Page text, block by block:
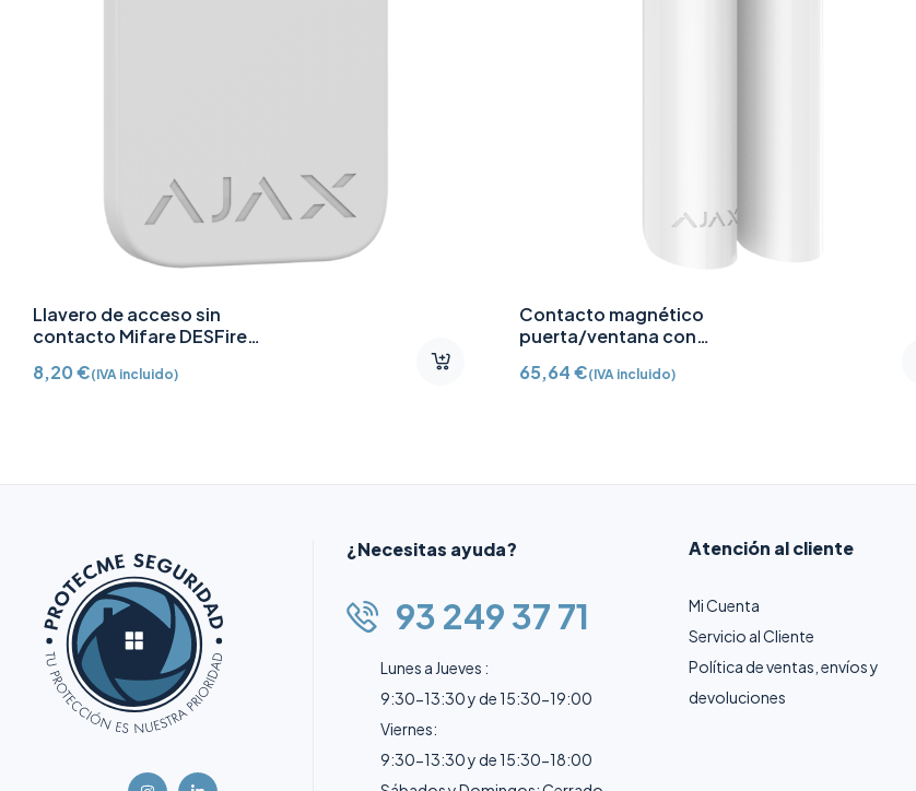
Llavero de acceso sin
contacto Mifare DESFire
8,20€(IVA incluido)
Contacto magnético
puerta/ventana con
inclinación AJ-
65,64€(IVA incluido)
¿Necesitas ayuda?
93 249 37 71
Lunes a Jueves :
9:30-13:30 y de 15:30-19:00
Viernes:
9:30-13:30 y de 15:30-18:00
Atención al cliente
Mi Cuenta
Servicio al Cliente
Política de ventas, envíos y
devoluciones